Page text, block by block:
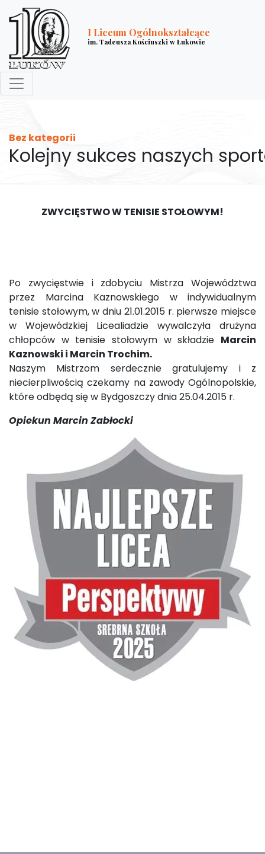
I Liceum Ogólnokształcące
im. Tadeusza Kościuszki w Łukowie
Bez kategorii
Kolejny sukces naszych
ZWYCIĘSTWO W TENISIE STOŁOWYM!
Po zwycięstwie i zdobyciu Mistrza Województwa
przez Marcina Kaznowskiego w indywidualnym
tenisie stołowym, w dniu 21.01.2015 r. pierwsze miejsce
w Wojewódzkiej Licealiadzie wywalczyła drużyna
chłopców w tenisie stołowym w składzie Marcin
Kaznowski i Marcin Trochim.
Naszym Mistrzom serdecznie gratulujemy i z
niecierpliwością czekamy na zawody Ogólnopolskie,
które odbędą się w Bydgoszczy dnia 25.04.2015 r.
Opiekun Marcin Zabłocki